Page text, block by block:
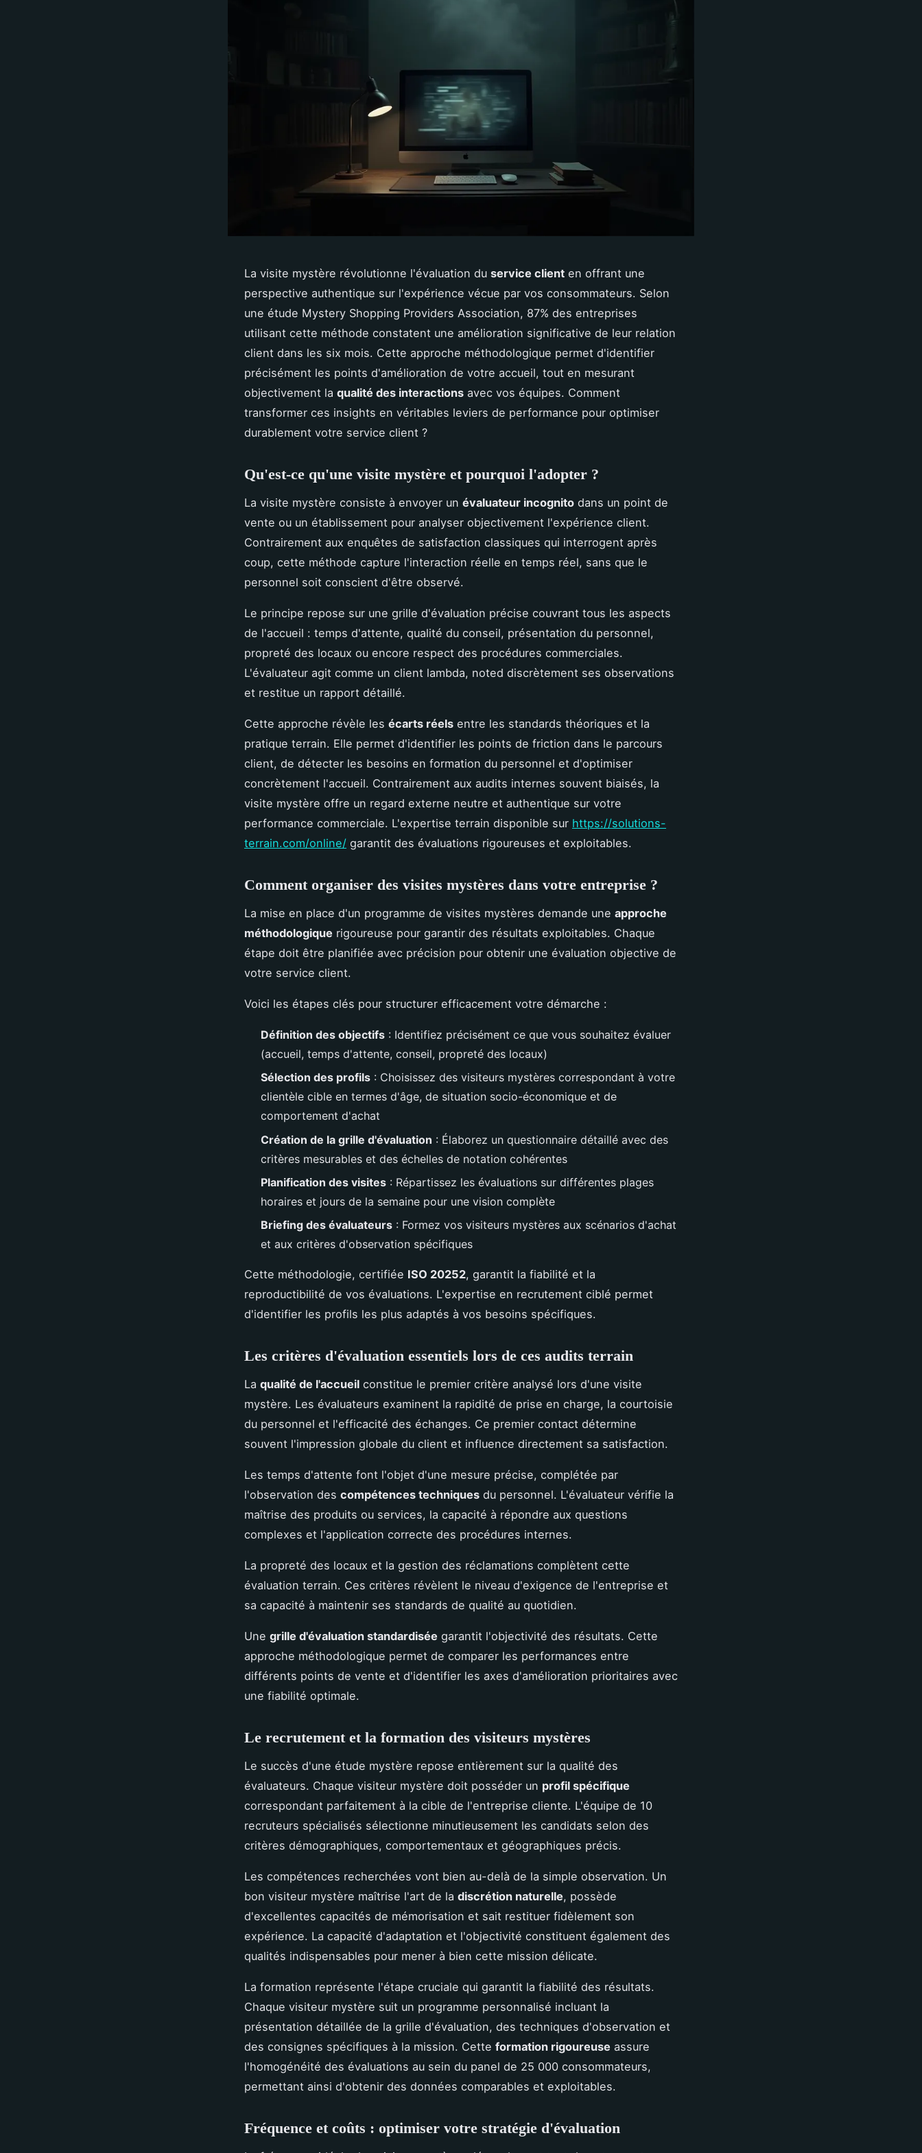
La visite mystère révolutionne l'évaluation du service client en offrant une
perspective authentique sur l'expérience vécue par vos consommateurs. Selon
une étude Mystery Shopping Providers Association, 87% des entreprises
utilisant cette méthode constatent une amélioration significative de leur relation
client dans les six mois. Cette approche méthodologique permet d'identifier
précisément les points d'amélioration de votre accueil, tout en mesurant
objectivement la qualité des interactions avec vos équipes. Comment
transformer ces insights en véritables leviers de performance pour optimiser
durablement votre service client ?
Qu'est-ce qu'une visite mystère et pourquoi l'adopter ?
La visite mystère consiste à envoyer un évaluateur incognito dans un point de
vente ou un établissement pour analyser objectivement l'expérience client.
Contrairement aux enquêtes de satisfaction classiques qui interrogent après
coup, cette méthode capture l'interaction réelle en temps réel, sans que le
personnel soit conscient d'être observé.
Le principe repose sur une grille d'évaluation précise couvrant tous les aspects
de l'accueil : temps d'attente, qualité du conseil, présentation du personnel,
propreté des locaux ou encore respect des procédures commerciales.
L'évaluateur agit comme un client lambda, noted discrètement ses observations
et restitue un rapport détaillé.
Cette approche révèle les écarts réels entre les standards théoriques et la
pratique terrain. Elle permet d'identifier les points de friction dans le parcours
client, de détecter les besoins en formation du personnel et d'optimiser
concrètement l'accueil. Contrairement aux audits internes souvent biaisés, la
visite mystère offre un regard externe neutre et authentique sur votre
performance commerciale. L'expertise terrain disponible sur https://solutions-
terrain.com/online/ garantit des évaluations rigoureuses et exploitables.
Comment organiser des visites mystères dans votre entreprise ?
La mise en place d'un programme de visites mystères demande une approche
méthodologique rigoureuse pour garantir des résultats exploitables. Chaque
étape doit être planifiée avec précision pour obtenir une évaluation objective de
votre service client.
Voici les étapes clés pour structurer efficacement votre démarche :
Définition des objectifs : Identifiez précisément ce que vous souhaitez évaluer
(accueil, temps d'attente, conseil, propreté des locaux)
Sélection des profils : Choisissez des visiteurs mystères correspondant à votre
clientèle cible en termes d'âge, de situation socio-économique et de
comportement d'achat
Création de la grille d'évaluation : Élaborez un questionnaire détaillé avec des
critères mesurables et des échelles de notation cohérentes
Planification des visites : Répartissez les évaluations sur différentes plages
horaires et jours de la semaine pour une vision complète
Briefing des évaluateurs : Formez vos visiteurs mystères aux scénarios d'achat
et aux critères d'observation spécifiques
Cette méthodologie, certifiée ISO 20252, garantit la fiabilité et la
reproductibilité de vos évaluations. L'expertise en recrutement ciblé permet
d'identifier les profils les plus adaptés à vos besoins spécifiques.
Les critères d'évaluation essentiels lors de ces audits terrain
La qualité de l'accueil constitue le premier critère analysé lors d'une visite
mystère. Les évaluateurs examinent la rapidité de prise en charge, la courtoisie
du personnel et l'efficacité des échanges. Ce premier contact détermine
souvent l'impression globale du client et influence directement sa satisfaction.
Les temps d'attente font l'objet d'une mesure précise, complétée par
l'observation des compétences techniques du personnel. L'évaluateur vérifie la
maîtrise des produits ou services, la capacité à répondre aux questions
complexes et l'application correcte des procédures internes.
La propreté des locaux et la gestion des réclamations complètent cette
évaluation terrain. Ces critères révèlent le niveau d'exigence de l'entreprise et
sa capacité à maintenir ses standards de qualité au quotidien.
Une grille d'évaluation standardisée garantit l'objectivité des résultats. Cette
approche méthodologique permet de comparer les performances entre
différents points de vente et d'identifier les axes d'amélioration prioritaires avec
une fiabilité optimale.
Le recrutement et la formation des visiteurs mystères
Le succès d'une étude mystère repose entièrement sur la qualité des
évaluateurs. Chaque visiteur mystère doit posséder un profil spécifique
correspondant parfaitement à la cible de l'entreprise cliente. L'équipe de 10
recruteurs spécialisés sélectionne minutieusement les candidats selon des
critères démographiques, comportementaux et géographiques précis.
Les compétences recherchées vont bien au-delà de la simple observation. Un
bon visiteur mystère maîtrise l'art de la discrétion naturelle, possède
d'excellentes capacités de mémorisation et sait restituer fidèlement son
expérience. La capacité d'adaptation et l'objectivité constituent également des
qualités indispensables pour mener à bien cette mission délicate.
La formation représente l'étape cruciale qui garantit la fiabilité des résultats.
Chaque visiteur mystère suit un programme personnalisé incluant la
présentation détaillée de la grille d'évaluation, des techniques d'observation et
des consignes spécifiques à la mission. Cette formation rigoureuse assure
l'homogénéité des évaluations au sein du panel de 25 000 consommateurs,
permettant ainsi d'obtenir des données comparables et exploitables.
Fréquence et coûts : optimiser votre stratégie d'évaluation